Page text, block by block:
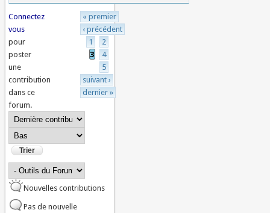
Connectez
vous
pour
poster
une
contribution
dans ce
forum.
Pages
« premier
‹ précédent
1
2
3
4
5
suivant ›
dernier »
Order by
Nouvelles contributions
Pas de nouvelle